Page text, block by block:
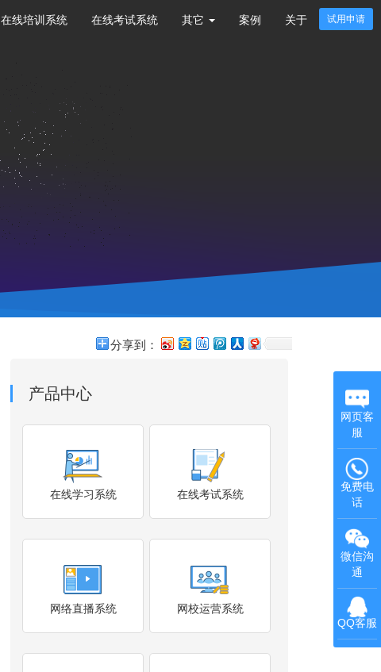
在线培训系统 在线考试系统 其它 案例 关于 试用申请
分享到：
产品中心
在线学习系统 在线考试系统
网络直播系统 网校运营系统
网页客
服
免费电
话
微信沟
通
QQ客服